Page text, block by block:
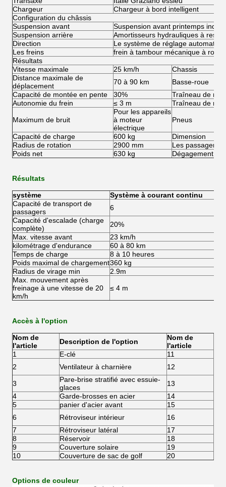
Chargeur
Chargeur à bord intelligent
Configuration du châssis
Suspension avant
Suspension avant printemps
Suspension arrière
Amortisseurs hydrauliques à
Direction
Le système de réglage
Les freins
frein à tambour mécanique à
Résultats
Vitesse maximale
25 km/h
Chassis
Distance maximale de
déplacement
70 à 90 km
Basse-roue
Capacité de montée en pente
30%
Traîneau de
Autonomie du frein
≤ 3 m Traîneau de
Maximum de bruit
Pour les appareils
à moteur
électrique
Pneus
Capacité de charge 600 kg
Dimension
Radius de rotation
2900 mm
Les passagers
Poids net
630 kg Dégagement du
Résultats
système
Système à courant continu
Capacité de transport de
passagers
6
Capacité d'escalade (charge
complète)
20%
Max. vitesse avant
23 km/h
kilométrage d'endurance
60 à 80 km
Temps de charge
8 à 10 heures
Poids maximal de chargement360 kg
Radius de virage min
2.9m
Max. mouvement après
freinage à une vitesse de 20
km/h
≤ 4 m
Accès à l'option
Nom de
l'article
Description de l'option
Nom de
l'article
1
E-clé 11
2
Ventilateur à charnière 12
3
Pare-brise stratifié avec essuie-
glaces
13
4
Garde-brosses en acier 14
5
panier d'acier avant 15
6
Rétroviseur intérieur 16
7
Rétroviseur latéral 17
8
Réservoir 18
9
Couverture solaire 19
10
Couverture de sac de golf 20
Options de couleur